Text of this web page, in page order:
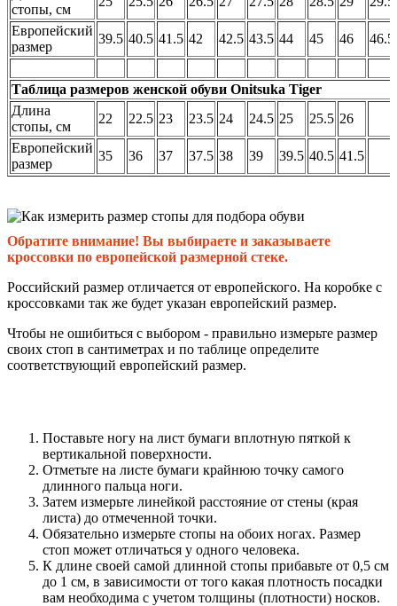
стопы, см
Европейский
размер
39.5 40.5 41.5 42 42.5 43.5 44 45 46 46.5
Таблица размеров женской обуви Onitsuka Tiger
Длина
стопы, см
22 22.5 23 23.5 24 24.5 25 25.5 26
Европейский
размер
35 36 37 37.5 38 39 39.5 40.5 41.5
Обратите внимание! Вы выбираете и заказываете
кроссовки по европейской размерной стеке.
Российский размер отличается от европейского. На коробке с
кроссовками так же будет указан европейский размер.
Чтобы не ошибиться с выбором - правильно измерьте размер
своих стоп в сантиметрах и по таблице определите
соответствующий европейский размер.
Поставьте ногу на лист бумаги вплотную пяткой к
вертикальной поверхности.
Отметьте на листе бумаги крайнюю точку самого
длинного пальца ноги.
Затем измерьте линейкой расстояние от стены (края
листа) до отмеченной точки.
Обязательно измерьте стопы на обоих ногах. Размер
стоп может отличаться у одного человека.
К длине своей самой длинной стопы прибавьте от 0,5 см
до 1 см, в зависимости от того какая плотность посадки
вам необходима с учетом толщины (плотности) носков.